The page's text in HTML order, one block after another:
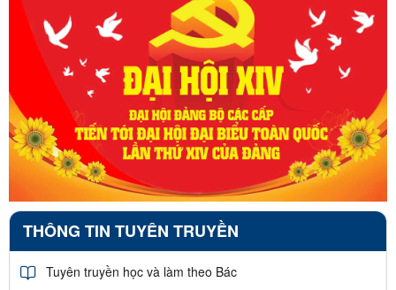
THÔNG TIN TUYÊN TRUYỀN
Tuyên truyền học và làm theo Bác